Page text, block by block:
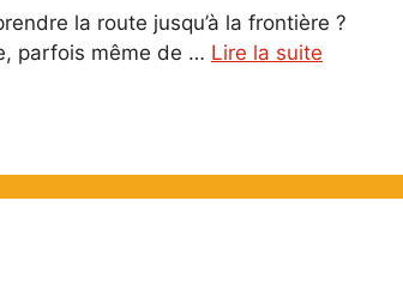
la route jusqu’à la frontière ?
parfois même de … Lire la suite